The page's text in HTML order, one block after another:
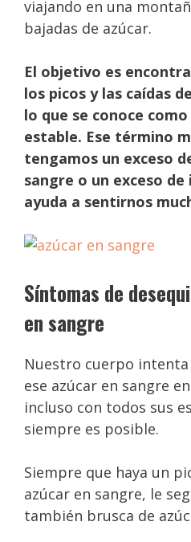
viajando en una
bajadas de azúcar.
El objetivo es
los picos y las caídas
lo que se conoce
estable. Ese término
tengamos un exceso
sangre o un exceso
ayuda a sentirnos
Síntomas de
en sangre
Nuestro cuerpo
ese azúcar en sangre
incluso con todos sus
siempre es posible.
Siempre que haya un
azúcar en sangre, le
también brusca de